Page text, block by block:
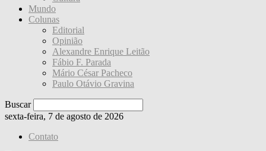
Mundo
Colunas
Editorial
Opinião
Alexandre Enrique Leitão
Fábio F. Parada
Mário César Pacheco
Paulo Otávio Gravina
Buscar
sexta-feira, 7 de agosto de 2026
Contato